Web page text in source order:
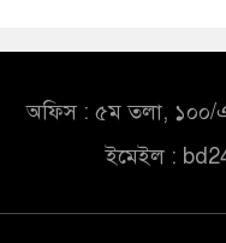
অফিস : ৫ম তলা, ১০০/এ
ইমেইল :